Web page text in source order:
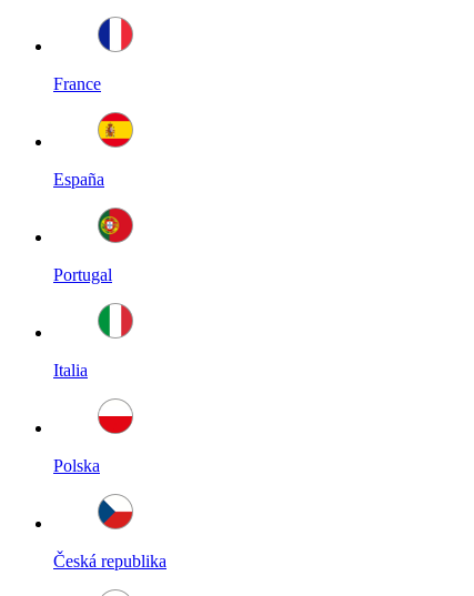
France
España
Portugal
Italia
Polska
Česká republika